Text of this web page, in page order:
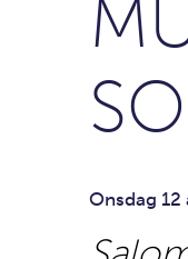
Onsdag 12